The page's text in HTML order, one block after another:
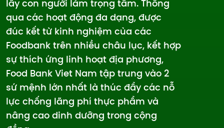
lấy con người làm trọng tâm. Thông
qua các hoạt động đa dạng, được
đúc kết từ kinh nghiệm của các
Foodbank trên nhiều châu lục, kết hợp
sự thích ứng linh hoạt địa phương,
Food Bank Viet Nam tập trung vào 2
sứ mệnh lớn nhất là thúc đẩy các nỗ
lực chống lãng phí thực phẩm và
nâng cao dinh dưỡng trong cộng